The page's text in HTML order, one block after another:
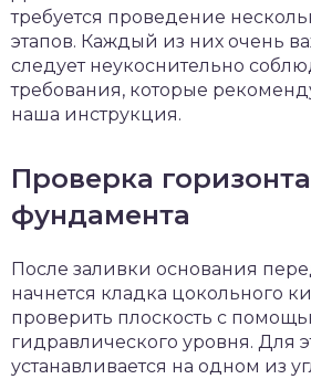
требуется проведение
этапов. Каждый из них очень
следует неукоснительно
требования, которые
наша инструкция.
Проверка
фундамента
После заливки основания
начнется кладка цокольного
проверить плоскость с
гидравлического уровня. Для
устанавливается на одном из